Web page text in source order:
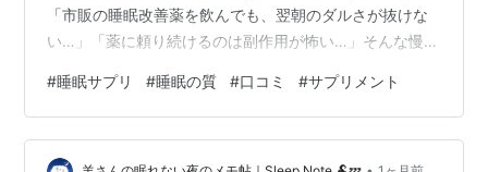
「市販の睡眠改善薬を飲んでも、翌朝のダルさが抜けな
い…」「薬に頼り続けるのは副作用が怖い…」そんな慢性
集めているのが機能性表示食品『北の大地の夢しずく』
です。市販薬（抗ヒスタミン剤）のような一時的な眠気
を誘うものではなく、睡眠ホルモンに直接アプローチす
#睡眠サプリ #睡眠の質 #口コミ #サプリメント